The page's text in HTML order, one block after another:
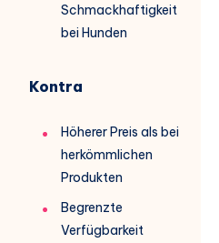
Schmackhaftigkeit
bei Hunden
Kontra
Höherer Preis als bei
herkömmlichen
Produkten
Begrenzte
Verfügbarkeit